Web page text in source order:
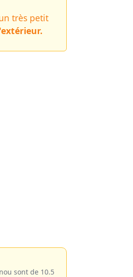
très petit
sont de 10.5